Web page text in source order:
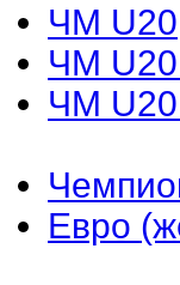
ЧМ U20
ЧМ
ЧМ
Евро